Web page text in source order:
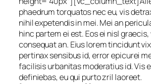
phaedrum torquatos nec eu, vis
nihil expetendis in mei. Mei an
hinc partem ei est. Eos ei nisl
consequat an. Eius lorem tincidunt
pertinax sensibus id, error epicurei
facilisis urbanitas moderatius id. Vis
definiebas, eu qui purto zril laoreet.